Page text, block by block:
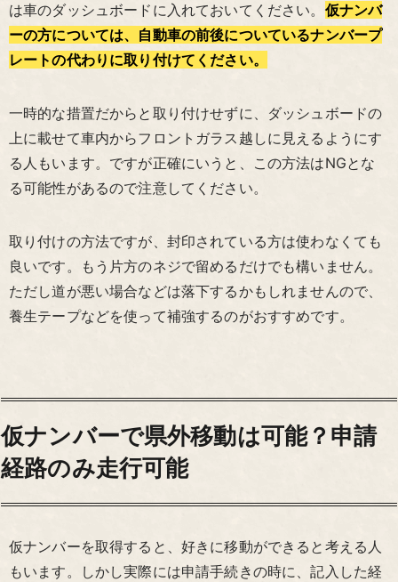
は車のダッシュボードに入れておいてください。 仮ナンバ
ーの方については、自動車の前後についているナンバープ
レートの代わりに取り付けてください。
一時的な措置だからと取り付けせずに、ダッシュボードの
上に載せて車内からフロントガラス越しに見えるようにす
る人もいます。ですが正確にいうと、この方法はNGとな
る可能性があるので注意してください。
取り付けの方法ですが、封印されている方は使わなくても
良いです。もう片方のネジで留めるだけでも構いません。
ただし道が悪い場合などは落下するかもしれませんので、
養生テープなどを使って補強するのがおすすめです。
仮ナンバーで県外移動は可能？申請
経路のみ走行可能
仮ナンバーを取得すると、好きに移動ができると考える人
もいます。しかし実際には申請手続きの時に、記入した経